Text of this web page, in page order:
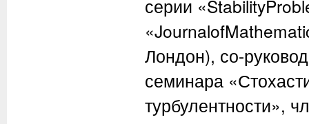
серии
Лондон), со-
семинара
турбулентности»,